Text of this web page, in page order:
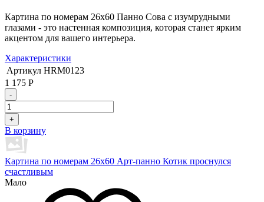
Картина по номерам 26х60 Панно Сова с изумрудными
глазами - это настенная композиция, которая станет ярким
акцентом для вашего интерьера.
Характеристики
Артикул HRM0123
1 175 Р
-
+
В корзину
Картина по номерам 26х60 Арт-панно Котик проснулся
счастливым
Мало